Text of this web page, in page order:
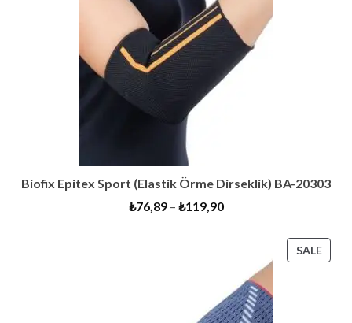
Biofix Epitex Sport (Elastik Örme Dirseklik) BA-20303
₺76,89– ₺119,90
SALE
ON